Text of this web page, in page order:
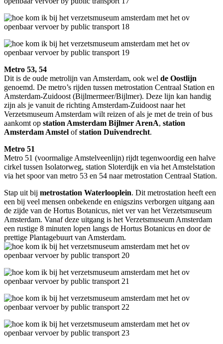
Metro 53, 54
Dit is de oude metrolijn van Amsterdam, ook wel de Oostlijn
genoemd. De metro’s rijden tussen metrostation Centraal Station en
Amsterdam-Zuidoost (Bijlmermeer/Bijlmer). Deze lijn kan handig
zijn als je vanuit de richting Amsterdam-Zuidoost naar het
Verzetsmuseum Amsterdam wilt reizen of als je met de trein of bus
aankomt op station Amsterdam Bijlmer ArenA, station
Amsterdam Amstel ofstation Duivendrecht.
Metro 51
Metro 51 (voormalige Amstelveenlijn) rijdt tegenwoordig een halve
cirkel tussen Isolatorweg, station Sloterdijk en via het Amstelstation
via het spoor van metro 53 en 54 naar metrostation Centraal Station.
Stap uit bij metrostation Waterlooplein. Dit metrostation heeft een
een bij veel mensen onbekende en enigszins verborgen uitgang aan
de zijde van de Hortus Botanicus, niet ver van het Verzetsmuseum
Amsterdam. Vanaf deze uitgang is het Verzetsmuseum Amsterdam
een rustige 8 minuten lopen langs de Hortus Botanicus en door de
prettige Plantagebuurt van Amsterdam.